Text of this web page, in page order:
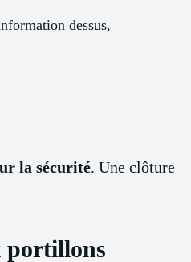
dessus,
la sécurité. Une clôture
portillons